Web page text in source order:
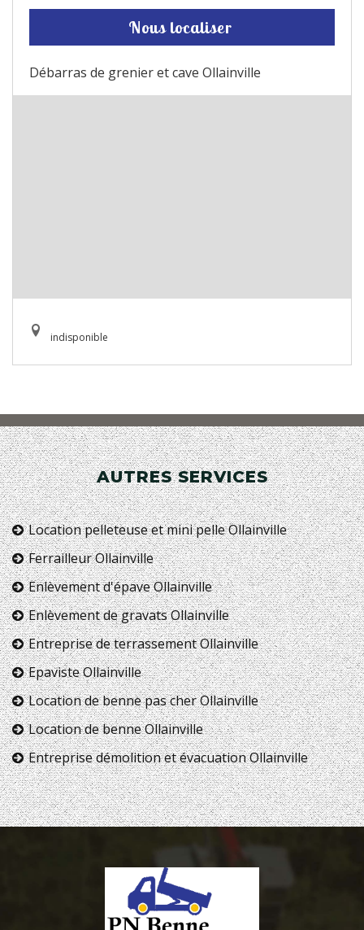
Nous localiser
Débarras de grenier et cave Ollainville
indisponible
AUTRES SERVICES
Location pelleteuse et mini pelle Ollainville
Ferrailleur Ollainville
Enlèvement d'épave Ollainville
Enlèvement de gravats Ollainville
Entreprise de terrassement Ollainville
Epaviste Ollainville
Location de benne pas cher Ollainville
Location de benne Ollainville
Entreprise démolition et évacuation Ollainville